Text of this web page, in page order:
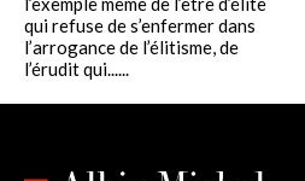
qui refuse de s’enfermer dans
l’arrogance de l’élitisme, de
l’érudit qui......